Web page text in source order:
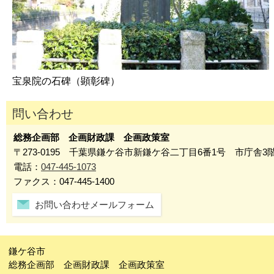
宝泉院の石碑（顕彰碑）
問い合わせ
総務企画部 企画財政課 企画政策室
〒273-0195 千葉県鎌ケ谷市新鎌ケ谷二丁目6番1号 市庁舎3
電話： 047-445-1073
ファクス：047-445-1400
お問い合わせメールフォーム
鎌ケ谷市
総務企画部 企画財政課 企画政策室